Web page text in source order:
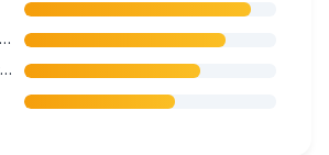
define technical requirements
develop automated migration methods